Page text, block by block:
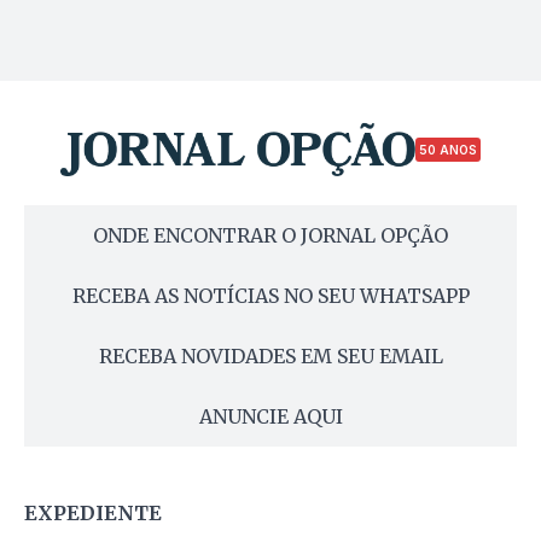
50 ANOS
ONDE ENCONTRAR O JORNAL OPÇÃO
RECEBA AS NOTÍCIAS NO SEU WHATSAPP
RECEBA NOVIDADES EM SEU EMAIL
ANUNCIE AQUI
EXPEDIENTE